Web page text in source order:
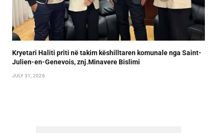
Kryetari Haliti priti në takim këshilltaren komunale nga Saint-
Julien-en-Genevois, znj.Minavere Bislimi
JULY 31, 2026